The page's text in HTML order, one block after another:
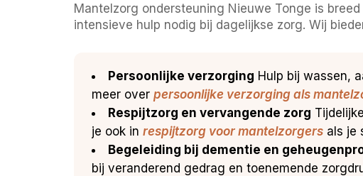
Mantelzorg ondersteuning Nieuwe Tonge is
intensieve hulp nodig bij dagelijkse zorg. Wij
Persoonlijke verzorging Hulp bij wassen,
meer over persoonlijke verzorging als
Respijtzorg en vervangende zorg
je ook in respijtzorg voor mantelzorgers als je
Begeleiding bij dementie en
bij veranderend gedrag en toenemende